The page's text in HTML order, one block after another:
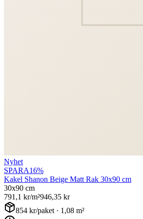
Nyhet
SPARA16%
Kakel Shanon Beige Matt Rak 30x90 cm
30x90 cm
791,1 kr/m²946,35 kr
854 kr/paket · 1,08 m²